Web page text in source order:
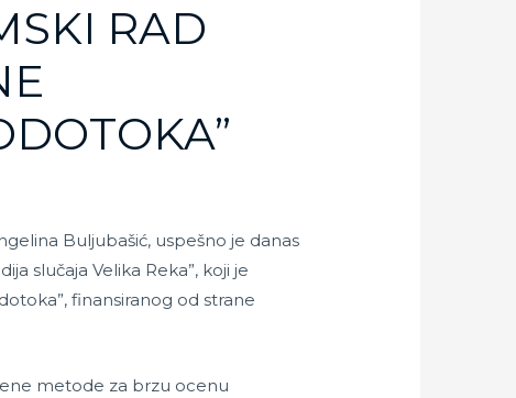
RAD
Buljubašić, uspešno je danas
slučaja Velika Reka”, koji je
finansiranog od strane
metode za brzu ocenu